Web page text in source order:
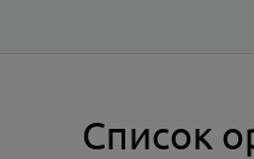
Список